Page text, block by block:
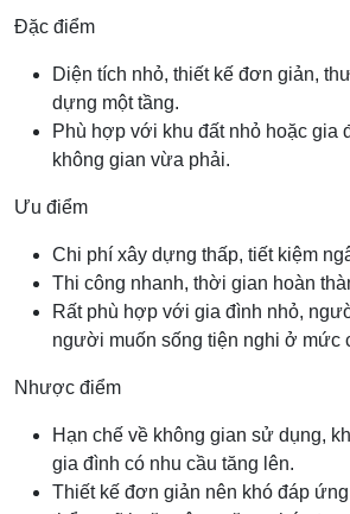
Đặc điểm
Diện tích nhỏ, thiết kế đơn giản,
dựng một tầng.
Phù hợp với khu đất nhỏ hoặc gia
không gian vừa phải.
Ưu điểm
Chi phí xây dựng thấp, tiết kiệm
Thi công nhanh, thời gian hoàn
Rất phù hợp với gia đình nhỏ,
người muốn sống tiện nghi ở mức
Nhược điểm
Hạn chế về không gian sử dụng,
gia đình có nhu cầu tăng lên.
Thiết kế đơn giản nên khó đáp